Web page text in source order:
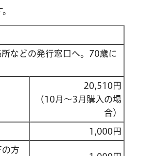
などの発行窓口へ。70歳に
20,510円
（10月～3月購入の場
合）
1,000円
方